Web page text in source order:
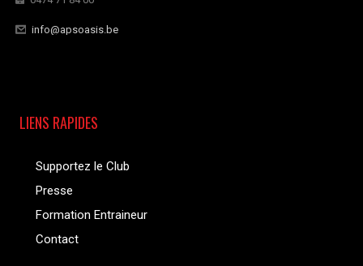
info@apsoasis.be
LIENS RAPIDES
Supportez le Club
Presse
Formation Entraineur
Contact